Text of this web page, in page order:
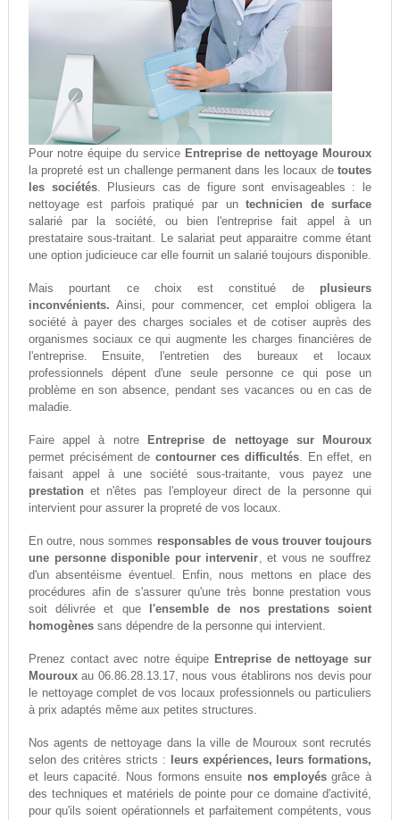
Pour notre équipe du service Entreprise de nettoyage Mouroux
la propreté est un challenge permanent dans les locaux detoutes
les sociétés. Plusieurs cas de figure sont envisageables : le
nettoyage est parfois pratiqué par untechnicien de surface
salarié par la société, ou bien l'entreprise fait appel à un
prestataire sous-traitant. Le salariat peut apparaitre comme étant
une option judicieuce car elle fournit un salarié toujours disponible.
Mais pourtant ce choix est constitué de plusieurs
inconvénients. Ainsi, pour commencer, cet emploi obligera la
société à payer des charges sociales et de cotiser auprès des
organismes sociaux ce qui augmente les charges financières de
l'entreprise. Ensuite, l'entretien des bureaux et locaux
professionnels dépent d'une seule personne ce qui pose un
problème en son absence, pendant ses vacances ou en cas de
maladie.
Faire appel à notre
Entreprise de nettoyage sur Mouroux
permet précisément de contourner ces difficultés. En effet, en
faisant appel à une société sous-traitante, vous payez une
prestation et n'êtes pas l'employeur direct de la personne qui
intervient pour assurer la propreté de vos locaux.
En outre, nous sommes responsables de vous trouver toujours
une personne disponible pour intervenir, et vous ne souffrez
d'un absentéisme éventuel. Enfin, nous mettons en place des
procédures afin de s'assurer qu'une très bonne prestation vous
soit délivrée et que
l'ensemble de nos prestations soient
homogènessans dépendre de la personne qui intervient.
Prenez contact avec notre équipe Entreprise de nettoyage sur
Mourouxau 06.86.28.13.17, nous vous établirons nos devis pour
le nettoyage complet de vos locaux professionnels ou particuliers
à prix adaptés même aux petites structures.
Nos agents de nettoyage dans la ville de Mouroux sont recrutés
selon des critères stricts :
leurs expériences, leurs formations,
et leurs capacité. Nous formons ensuite nos employésgrâce à
des techniques et matériels de pointe pour ce domaine d'activité,
pour qu'ils soient opérationnels et parfaitement compétents, vous